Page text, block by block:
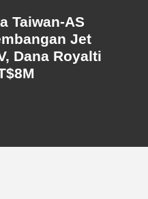
Taiwan-AS
Jet
Dana Royalti